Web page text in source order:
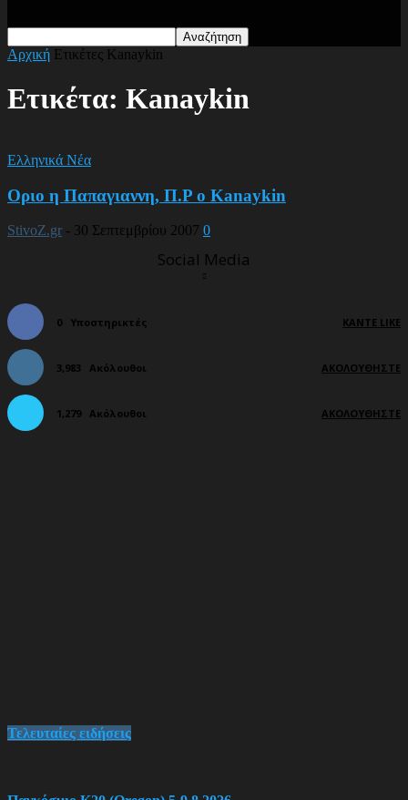
Αρχική Ετικέτες Kanaykin
Ετικέτα: Kanaykin
Ελληνικά Νέα
Οριο η Παπαγιαννη, Π.Ρ ο Kanaykin
StivoZ.gr - 30 Σεπτεμβρίου 2007 0
Social Media
0 Υποστηρικτές ΚΆΝΤΕ LIKE
3,983 Ακόλουθοι ΑΚΟΛΟΥΘΉΣΤΕ
1,279 Ακόλουθοι ΑΚΟΛΟΥΘΉΣΤΕ
Τελευταίες ειδήσεις